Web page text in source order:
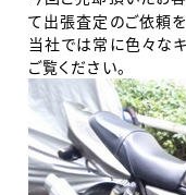
て出張査定のご依頼を
当社では常に色々な
ご覧ください。